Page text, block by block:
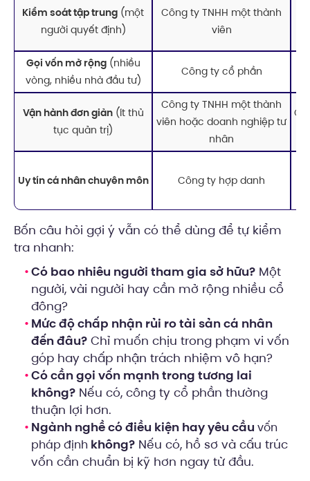
Kiểm soát tập trung (một
người quyết định)
Công ty TNHH một thành
viên
Gọi vốn mở rộng(nhiều
vòng, nhiều nhà đầu tư)
Công ty cổ phần
Vận hành đơn giản(ít thủ
tục quản trị)
Công ty TNHH một thành
viên hoặc doanh nghiệp tư
nhân
Uy tín cá nhân chuyên môn Công ty hợp danh
Bốn câu hỏi gợi ý vẫn có thể dùng để tự kiểm
tra nhanh:
Có bao nhiêu người tham gia sở hữu? Một
người, vài người hay cần mở rộng nhiều cổ
đông?
Mức độ chấp nhận rủi ro tài sản cá nhân
đến đâu? Chỉ muốn chịu trong phạm vi vốn
góp hay chấp nhận trách nhiệm vô hạn?
Có cần gọi vốn mạnh trong tương lai
không? Nếu có, công ty cổ phần thường
thuận lợi hơn.
Ngành nghề có điều kiện hay yêu cầu vốn
pháp định không? Nếu có, hồ sơ và cấu trúc
vốn cần chuẩn bị kỹ hơn ngay từ đầu.